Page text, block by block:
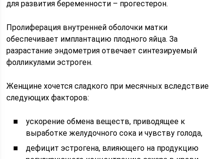
для развития беременности – прогестерон.
Пролиферация внутренней оболочки матки
обеспечивает имплантацию плодного яйца. За
разрастание эндометрия отвечает синтезируемый
фолликулами эстроген.
Женщине хочется сладкого при месячных вследствие
следующих факторов:
ускорение обмена веществ, приводящее к
выработке желудочного сока и чувству голода,
дефицит эстрогена, влияющего на продукцию